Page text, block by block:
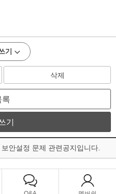
기
삭제
록
기
안설정 문제 관련공지입니다.